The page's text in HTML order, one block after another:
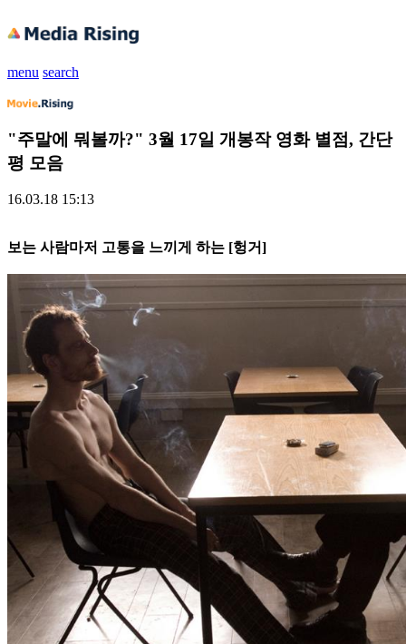
menu search
"주말에 뭐볼까?" 3월 17일 개봉작 영화 별점, 간단
평 모음
16.03.18 15:13
보는 사람마저 고통을 느끼게 하는 [헝거]